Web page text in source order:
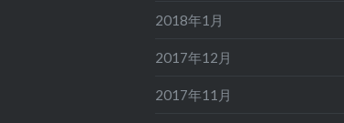
2018年1月
2017年12月
2017年11月